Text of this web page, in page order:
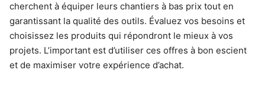
cherchent à équiper leurs chantiers à bas prix tout en
garantissant la qualité des outils. Évaluez vos besoins et
choisissez les produits qui répondront le mieux à vos
projets. L’important est d’utiliser ces offres à bon escient
et de maximiser votre expérience d’achat.